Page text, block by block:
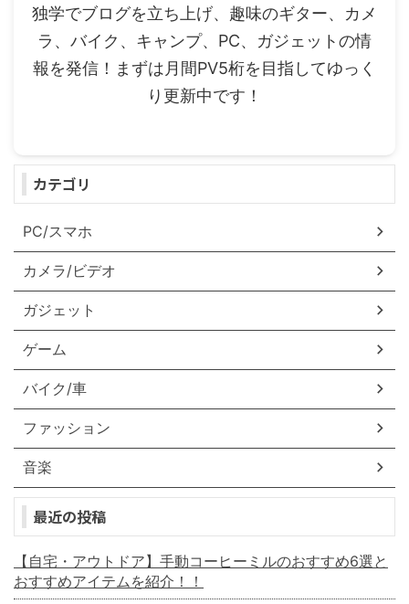
独学でブログを立ち上げ、趣味のギター、カメ
ラ、バイク、キャンプ、PC、ガジェットの情
報を発信！まずは月間PV5桁を目指してゆっく
り更新中です！
カテゴリ
PC/スマホ
カメラ/ビデオ
ガジェット
ゲーム
バイク/車
ファッション
音楽
最近の投稿
【自宅・アウトドア】手動コーヒーミルのおすすめ6選と
おすすめアイテムを紹介！！